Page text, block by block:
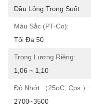
Dầu Lỏng Trong Suốt
Màu Sắc (PT-Co):
Tối Đa 50
Trọng Lượng Riêng:
1,06 ~ 1,10
Độ Nhớt （25oC, Cps ）:
2700~3500